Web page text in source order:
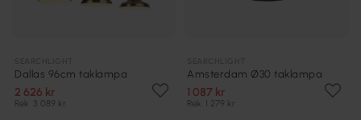
Dallas 96cm taklampa
2 626 kr
Rek. 3 089 kr
Amsterdam Ø30 taklampa
1 087 kr
Rek. 1 279 kr